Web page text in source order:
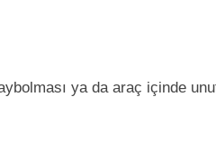
ya da araç içinde